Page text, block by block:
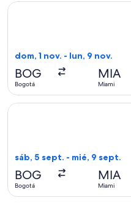
dom, 1 nov. - lun, 9 nov.
BOG
Bogotá
MIA
Miami
Seleccionar vuelo de
sáb, 5 sept. - mié, 9 sept.
BOG
Bogotá
MIA
Miami
Seleccionar vuelo de